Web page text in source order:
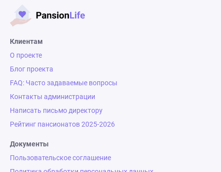
Клиентам
О проекте
Блог проекта
FAQ: Часто задаваемые вопросы
Контакты администрации
Написать письмо директору
Рейтинг пансионатов 2025-2026
Документы
Пользовательское соглашение